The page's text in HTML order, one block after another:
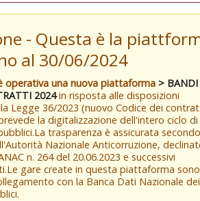
- Questa è la
al 30/06/2024
operativa una nuova piattaforma >
2024in risposta alle disposizioni
Legge 36/2023 (nuovo Codice dei
la digitalizzazione dell'intero ciclo
trasparenza è assicurata
Nazionale Anticorruzione,
n. 264 del 20.06.2023 e successivi
gare create in questa piattaforma sono
con la Banca Dati Nazionale dei